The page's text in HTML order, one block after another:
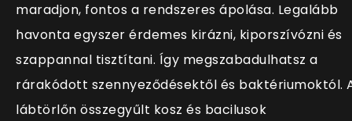
maradjon, fontos a rendszeres ápolása. Legalább
havonta egyszer érdemes kirázni, kiporszívózni és
szappannal tisztítani. Így megszabadulhatsz a
rárakódott szennyeződésektől és baktériumoktól.
lábtörlőn összegyűlt kosz és bacilusok